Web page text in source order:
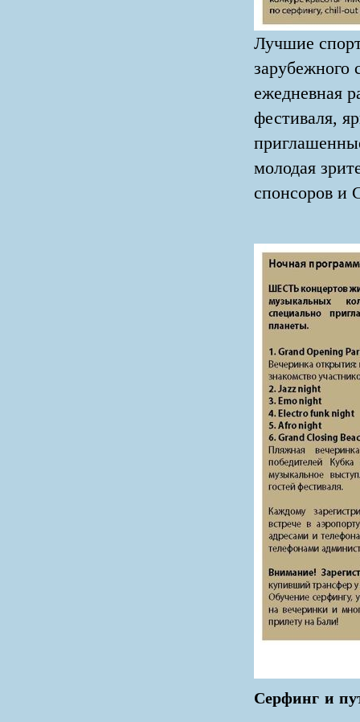
Лучшие
зарубежного
ежедневная
фестиваля,
молодая
спонсоров
Серфинг и